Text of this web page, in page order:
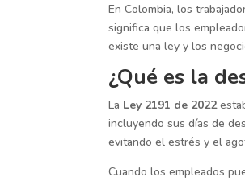
En Colombia, los
significa que los
existe una ley y los
¿Qué es la
La Ley 2191 de 2022
incluyendo sus días de
evitando el estrés y el
Cuando los empleados